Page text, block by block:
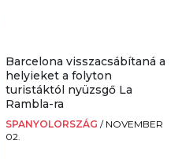
Barcelona visszacsábítaná a
helyieket a folyton
turistáktól nyüzsgő La
Rambla-ra
SPANYOLORSZÁG / NOVEMBER
02.